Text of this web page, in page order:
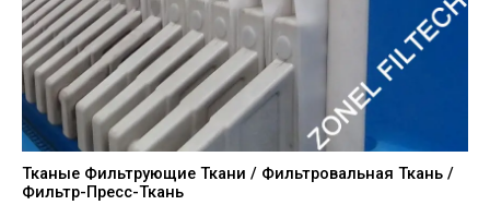
Тканые Фильтрующие Ткани / Фильтровальная Ткань /
Фильтр-Пресс-Ткань